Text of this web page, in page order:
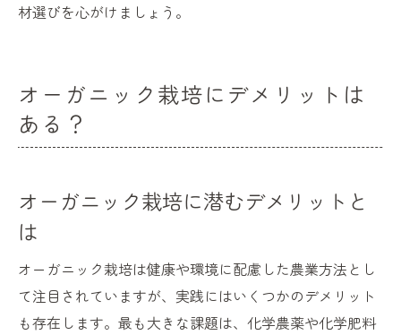
材選びを心がけましょう。
オーガニック栽培にデメリットは
ある？
オーガニック栽培に潜むデメリットと
は
オーガニック栽培は健康や環境に配慮した農業方法とし
て注目されていますが、実践にはいくつかのデメリット
も存在します。最も大きな課題は、化学農薬や化学肥料